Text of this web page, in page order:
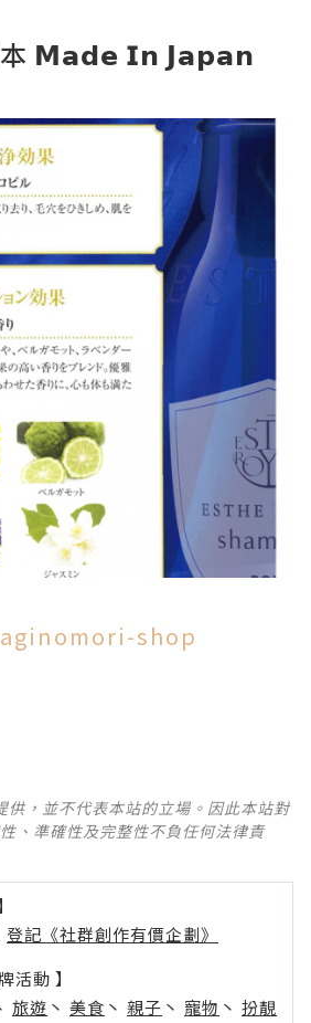
本 𝗠𝗮𝗱𝗲 𝗜𝗻 𝗝𝗮𝗽𝗮𝗻
shop
供，並不代表本站的立場。因此本站對
、準確性及完整性不負任何法律責
登記《社群創作有價企劃》
活動 】
旅遊 丶 美食 丶 親子 丶 寵物 丶 扮靚